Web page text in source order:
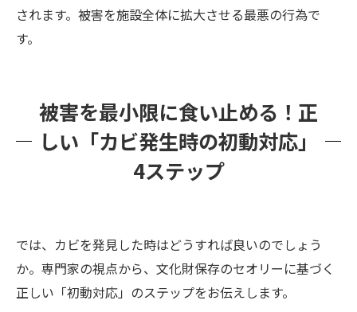
されます。被害を施設全体に拡大させる最悪の行為で
す。
被害を最小限に食い止める！正
しい「カビ発生時の初動対応」
4ステップ
では、カビを発見した時はどうすれば良いのでしょう
か。専門家の視点から、文化財保存のセオリーに基づく
正しい「初動対応」のステップをお伝えします。